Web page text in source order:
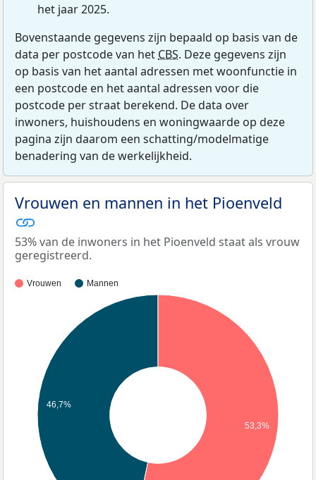
het jaar 2025.
Bovenstaande gegevens zijn bepaald op basis van de
data per postcode van het CBS. Deze gegevens zijn
op basis van het aantal adressen met woonfunctie in
een postcode en het aantal adressen voor die
postcode per straat berekend. De data over
inwoners, huishoudens en woningwaarde op deze
pagina zijn daarom een schatting/modelmatige
benadering van de werkelijkheid.
Vrouwen en mannen in het Pioenveld
53% van de inwoners in het Pioenveld staat als vrouw
geregistreerd.
Vrouwen Mannen
46,7%
53,3%